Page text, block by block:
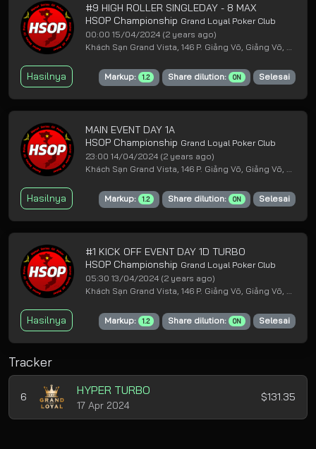
#9 HIGH ROLLER SINGLEDAY - 8 MAX
HSOP Championship Grand Loyal Poker Club
00:00 15/04/2024 (2 years ago)
Hasilnya Markup: 1.2 Share dilution: ON Selesai
MAIN EVENT DAY 1A
HSOP Championship Grand Loyal Poker Club
23:00 14/04/2024 (2 years ago)
Hasilnya Markup: 1.2 Share dilution: ON Selesai
#1 KICK OFF EVENT DAY 1D TURBO
HSOP Championship Grand Loyal Poker Club
05:30 13/04/2024 (2 years ago)
Hasilnya Markup: 1.2 Share dilution: ON Selesai
Tracker
6 HYPER TURBO
17 Apr 2024
$131.35